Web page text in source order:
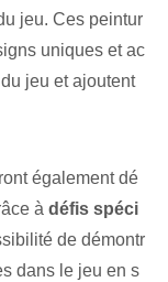
jeu. Ces peintur
uniques et ac
jeu et ajoutent
également dé
à défis spéci
de démontr
dans le jeu en s